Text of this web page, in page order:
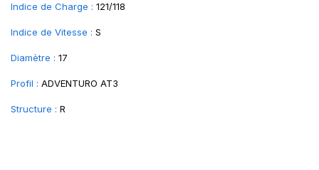
Indice de Charge : 121/118
Indice de Vitesse : S
Diamètre : 17
Profil : ADVENTURO AT3
Structure : R